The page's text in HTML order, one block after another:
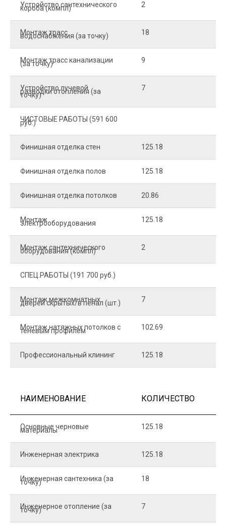
Устройство сантехнического
короба (компл) 2
Монтаж трасс
водоснабжения (за точку) 18
Монтаж трасс канализации
(за точку) 9
Устройство лучевой
разводки отопления (за
точку)
7
ЧИСТОВЫЕ РАБОТЫ (591 600
руб.)
Финишная отделка стен 125.18
Финишная отделка полов 125.18
Финишная отделка потолков 20.86
Монтаж
электрооборудования 125.18
Монтаж сантехнического
оборудования (компл) 2
СПЕЦ.РАБОТЫ (191 700 руб.)
Монтаж межкомнатных
дверей скрытых/в пенал (шт.) 7
Монтаж натяжных потолков с
теневым профилем 102.69
Профессиональный клининг 125.18
НАИМЕНОВАНИЕ КОЛИЧЕСТВО
Основные черновые
материалы 125.18
Инженерная электрика 125.18
Инженерная сантехника (за
точку) 18
Инженерное отопление (за
точку) 7